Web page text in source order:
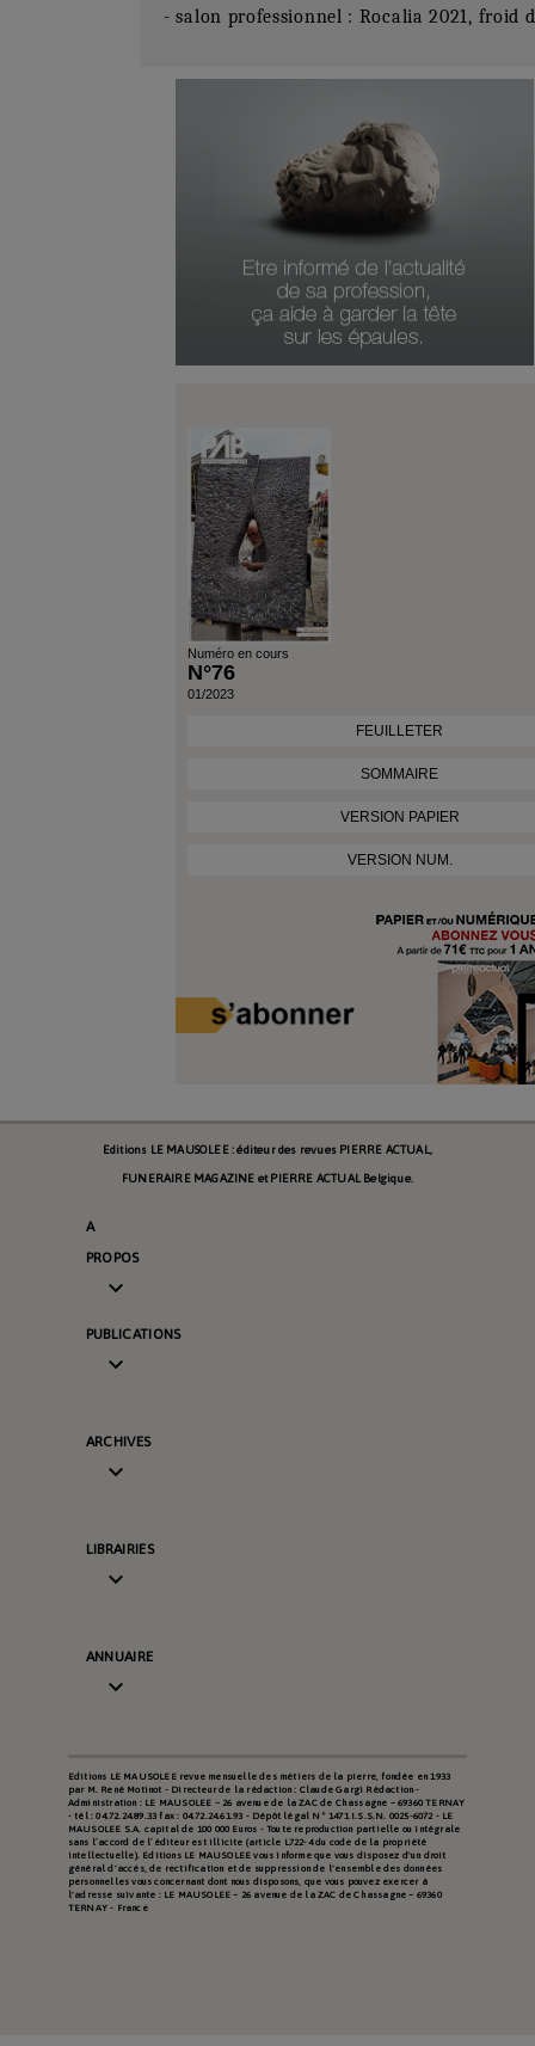
- salon professionnel : Rocalia 2021, froid
Numéro Du Produit
Type De Produit
Genre Du Produit
Numéro en cours
N°76
01/2023
FEUILLETER
SOMMAIRE
VERSION PAPIER
VERSION NUM.
Editions LE MAUSOLEE : éditeur des revues PIERRE ACTUAL,
FUNERAIRE MAGAZINE et PIERRE ACTUAL Belgique.
A
PROPOS

PUBLICATIONS

ARCHIVES

LIBRAIRIES

ANNUAIRE

Editions LE MAUSOLEE revue mensuelle des métiers de la pierre, fondée en 1933
par M. René Motinot - Directeur de la rédaction : Claude Gargi Rédaction -
Administration : LE MAUSOLEE – 26 avenue de la ZAC de Chassagne – 69360 TERNAY
- tél : 04.72.24.89.33 fax : 04.72.24.61.93 - Dépôt légal N° 1471 I.S.S.N. 0025-6072 - LE
MAUSOLEE S.A. capital de 100 000 Euros - Toute reproduction partielle ou intégrale
sans l’accord de l’éditeur est illicite (article L722-4 du code de la propriété
intellectuelle). Editions LE MAUSOLEE vous informe que vous disposez d'un droit
général d'accès, de rectification et de suppression de l'ensemble des données
personnelles vous concernant dont nous disposons, que vous pouvez exercer à
l'adresse suivante : LE MAUSOLEE – 26 avenue de la ZAC de Chassagne – 69360
TERNAY - France